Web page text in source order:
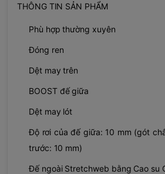
THÔNG TIN SẢN PHẨM
Phù hợp thường xuyên
Đóng ren
Dệt may trên
BOOST đế giữa
Dệt may lót
Độ rơi của đế giữa: 10 mm (gót
trước: 10 mm)
Đế ngoài Stretchweb bằng Cao su